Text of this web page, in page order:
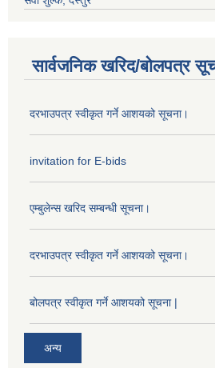
सार्वजनिक खरिद/बोलपत्र
दरभाउपत्र स्वीकृत गर्ने आशयको सूचना।
invitation for E-bids
एम्बुलेन्स खरिद सम्बन्धी सूचना।
दरभाउपत्र स्वीकृत गर्ने आशयको सूचना।
बोलपत्र स्वीकृत गर्ने आशयको सूचना |
अन्य